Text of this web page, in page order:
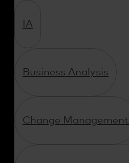
IA
Business Analysis
Change Management